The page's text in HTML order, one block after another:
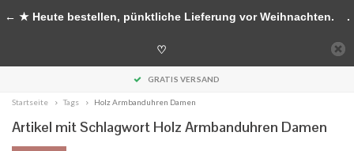
Handgefertigte Accessoires aus Holz
GRATIS VERSAND
Startseite Tags Holz Armbanduhren Damen
Artikel mit Schlagwort Holz Armbanduhren Damen
← ★ Heute bestellen, pünktliche Lieferung vor Weihnachten. .
♡